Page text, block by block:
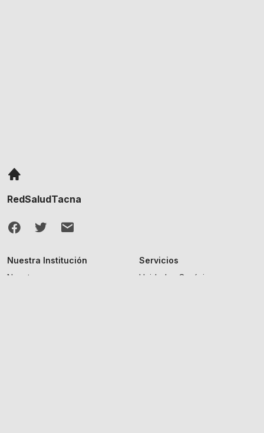
RedSaludTacna
Nuestra Institución
Nosotros
Servicios
Unidades Orgánicas